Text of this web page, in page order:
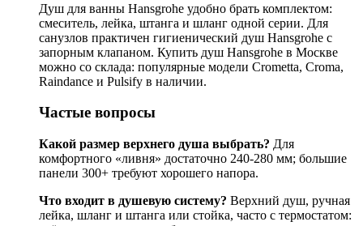
Душ для ванны Hansgrohe удобно брать комплектом:
смеситель, лейка, штанга и шланг одной серии. Для
санузлов практичен гигиенический душ Hansgrohe с
запорным клапаном. Купить душ Hansgrohe в Москве
можно со склада: популярные модели Crometta, Croma,
Raindance и Pulsify в наличии.
Частые вопросы
Какой размер верхнего душа выбрать? Для
комфортного «ливня» достаточно 240-280 мм; большие
панели 300+ требуют хорошего напора.
Что входит в душевую систему? Верхний душ, ручная
лейка, шланг и штанга или стойка, часто с термостатом: